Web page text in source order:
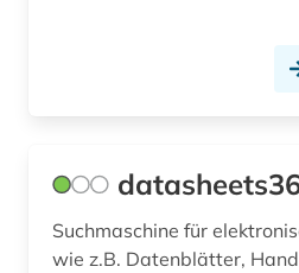
naturgefahr (1)
Suchmaschine für
wie z.B. Datenblätter,